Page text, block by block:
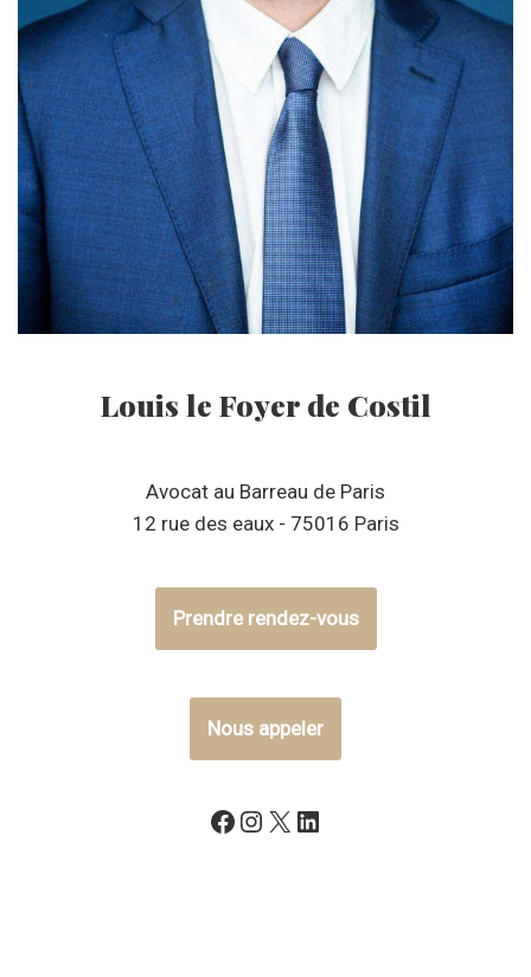
Louis le Foyer de Costil
Avocat au Barreau de Paris
12 rue des eaux - 75016 Paris
Prendre rendez-vous
Nous appeler